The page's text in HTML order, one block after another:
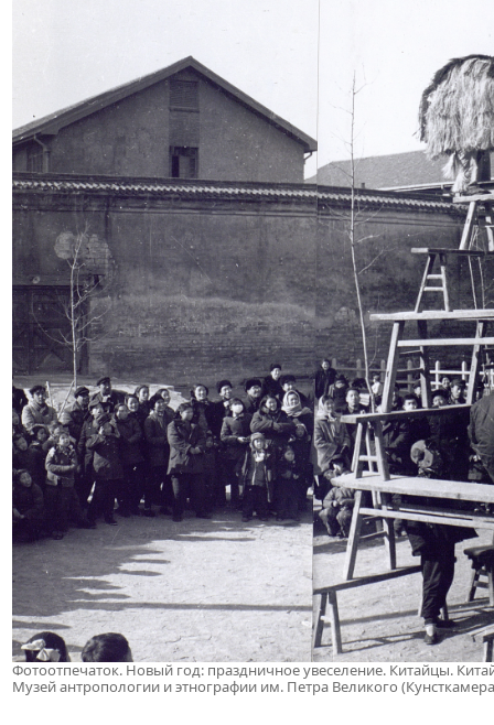
Фотоотпечаток. Новый год: праздничное увеселение. Китайцы.
Музей антропологии и этнографии им. Петра Великого